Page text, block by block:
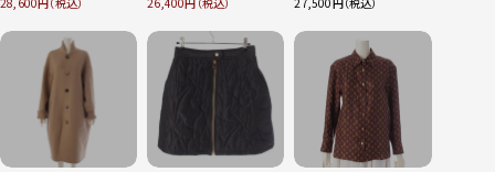
M76748 ブラック
M76747 ブラウン
入れ付き M81225
ピンク 13 PRO